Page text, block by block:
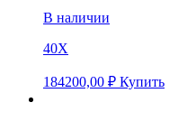
В наличии
40Х
184200,00 ₽ Купить